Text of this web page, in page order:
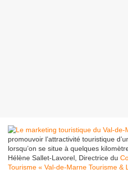
promouvoir l’attractivité touristique
lorsqu’on se situe à quelques
Hélène Sallet-Lavorel, Directrice du
Tourisme « Val-de-Marne Tourisme &